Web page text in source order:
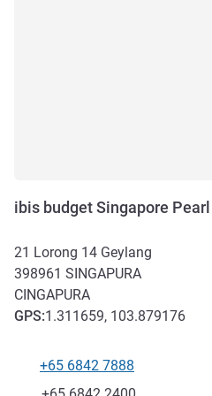
ibis budget Singapore Pearl
21 Lorong 14 Geylang
398961 SINGAPURA
CINGAPURA
GPS:1.311659, 103.879176
Telefone
+65 6842 7888